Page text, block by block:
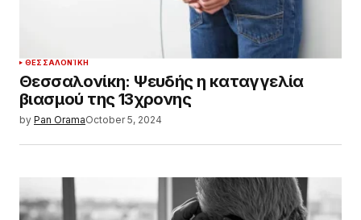
ΘΕΣΣΑΛΟΝΊΚΗ
Θεσσαλονίκη: Ψευδής η καταγγελία
βιασμού της 13χρονης
by Pan OramaOctober 5, 2024